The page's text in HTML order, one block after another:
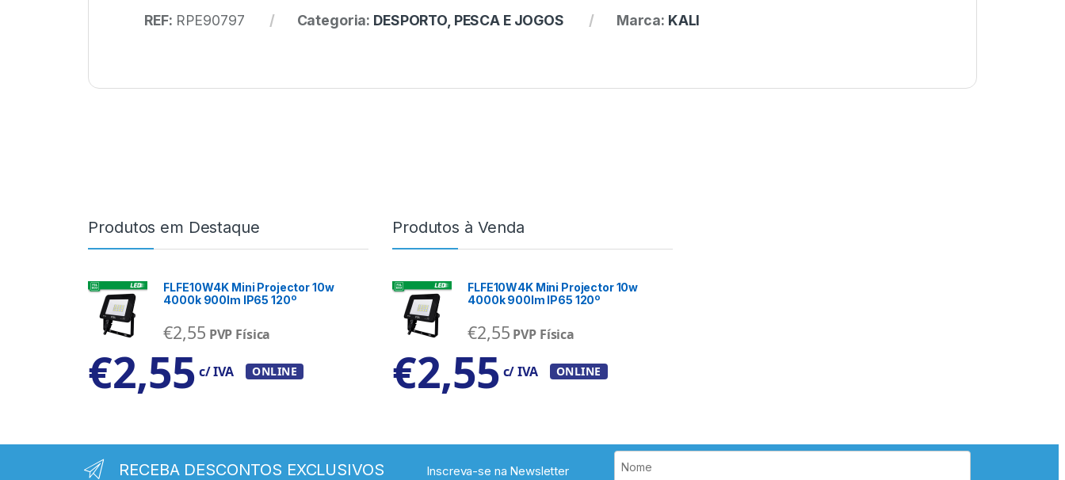
REF: RPE90797 Categoria: DESPORTO, PESCA E JOGOS Marca: KALI
Produtos em Destaque
FLFE10W4K Mini Projector 10w
4000k 900lm IP65 120º
€2,55 PVP Física
€2,55 c/ IVA ONLINE
Produtos à Venda
FLFE10W4K Mini Projector 10w
4000k 900lm IP65 120º
€2,55 PVP Física
€2,55 c/ IVA ONLINE
RECEBA DESCONTOS EXCLUSIVOS
Inscreva-se na Newsletter